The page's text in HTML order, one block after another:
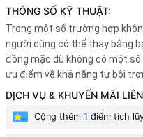
THÔNG SỐ KỸ THUẬT:
Trong một số trường hợp
người dùng có thể thay bằng
đồng mặc dù không có một
ưu điểm về khả năng tự bôi
DỊCH VỤ & KHUYẾN MÃI
Cộng thêm 1 điểm tích